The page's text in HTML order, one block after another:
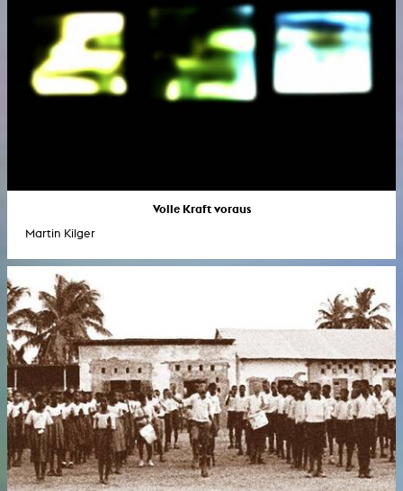
Volle Kraft voraus
Martin Kilger